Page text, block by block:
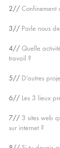
2// Confinement
3// Parle nous
4// Quelle
travail ?
5// D’autres
6// Les 3 lieux
7// 3 sites web
sur internet ?